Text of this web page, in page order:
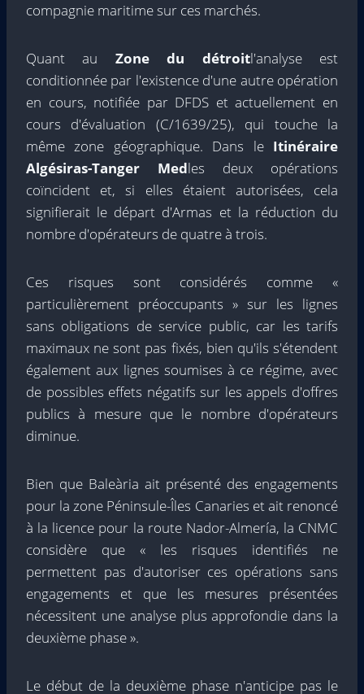
compagnie maritime sur ces marchés.
Quant au Zone du détroitl'analyse est
conditionnée par l'existence d'une autre opération
en cours, notifiée par DFDS et actuellement en
cours d'évaluation (C/1639/25), qui touche la
même zone géographique. Dans leItinéraire
Algésiras-Tanger Medles deux opérations
coïncident et, si elles étaient autorisées, cela
signifierait le départ d'Armas et la réduction du
nombre d'opérateurs de quatre à trois.
Ces risques sont considérés comme «
particulièrement préoccupants » sur les lignes
sans obligations de service public, car les tarifs
maximaux ne sont pas fixés, bien qu'ils s'étendent
également aux lignes soumises à ce régime, avec
de possibles effets négatifs sur les appels d'offres
publics à mesure que le nombre d'opérateurs
diminue.
Bien que Baleària ait présenté des engagements
pour la zone Péninsule-Îles Canaries et ait renoncé
à la licence pour la route Nador-Almería, la CNMC
considère que « les risques identifiés ne
permettent pas d'autoriser ces opérations sans
engagements et que les mesures présentées
nécessitent une analyse plus approfondie dans la
deuxième phase ».
Le début de la deuxième phase n'anticipe pas le